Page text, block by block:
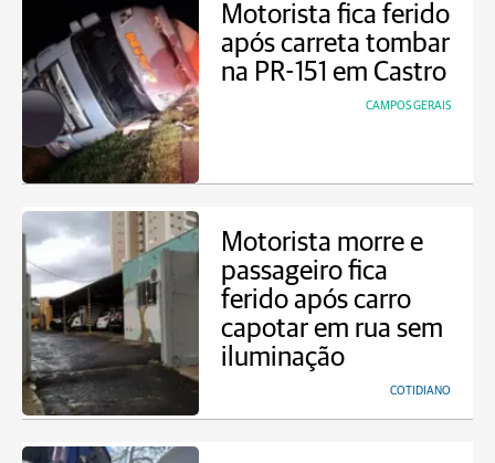
Motorista fica ferido
após carreta tombar
na PR-151 em Castro
CAMPOS GERAIS
Motorista morre e
passageiro fica
ferido após carro
capotar em rua sem
iluminação
COTIDIANO